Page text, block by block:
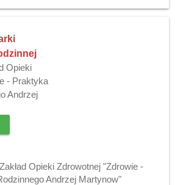
Opieki
- Praktyka
Andrzej
Opieki Zdrowotnej "Zdrowie -
Andrzej Martynow"